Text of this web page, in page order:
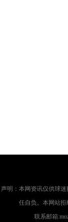
声明：本网资讯仅供球
任自负。本网站拒
联系邮箱